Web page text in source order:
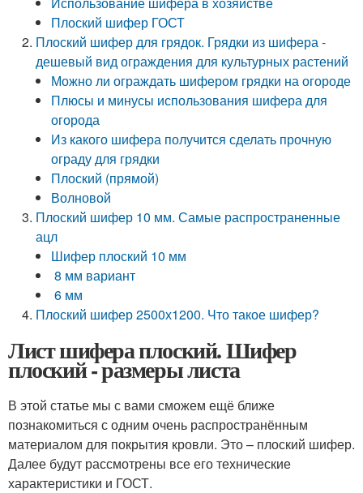
Плоский шифер ГОСТ
Плоский шифер для грядок. Грядки из шифера -
дешевый вид ограждения для культурных растений
Можно ли ограждать шифером грядки на огороде
Плюсы и минусы использования шифера для
огорода
Из какого шифера получится сделать прочную
ограду для грядки
Плоский (прямой)
Волновой
Плоский шифер 10 мм. Самые распространенные
ацл
Шифер плоский 10 мм
8 мм вариант
6 мм
Плоский шифер 2500х1200. Что такое шифер?
Лист шифера плоский. Шифер
плоский - размеры листа
В этой статье мы с вами сможем ещё ближе
познакомиться с одним очень распространённым
материалом для покрытия кровли. Это – плоский шифер.
Далее будут рассмотрены все его технические
характеристики и ГОСТ.